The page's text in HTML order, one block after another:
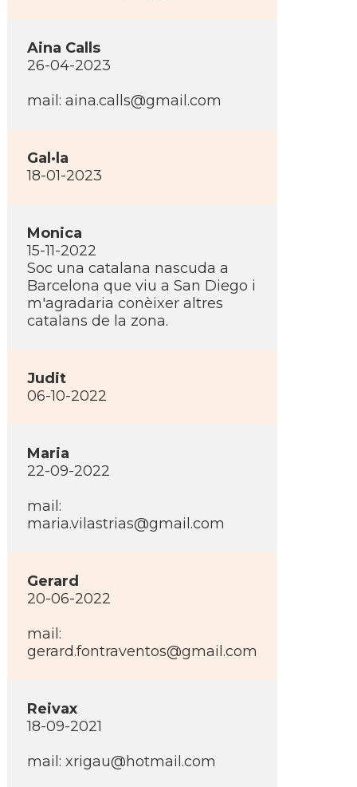
Aina Calls
26-04-2023
mail: aina.calls@gmail.com
Gal·la
18-01-2023
Monica
15-11-2022
Soc una catalana nascuda a
Barcelona que viu a San Diego i
m'agradaria conèixer altres
catalans de la zona.
Judit
06-10-2022
Maria
22-09-2022
mail:
maria.vilastrias@gmail.com
Gerard
20-06-2022
mail:
gerard.fontraventos@gmail.com
Reivax
18-09-2021
mail: xrigau@hotmail.com